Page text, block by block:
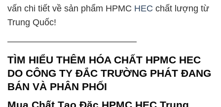
vấn chi tiết về sản phẩm HPMC HEC chất lượng từ
Trung Quốc!
——————————————–
TÌM HIỂU THÊM HÓA CHẤT HPMC HEC
DO CÔNG TY ĐẮC TRƯỜNG PHÁT ĐANG
BÁN VÀ PHÂN PHỐI